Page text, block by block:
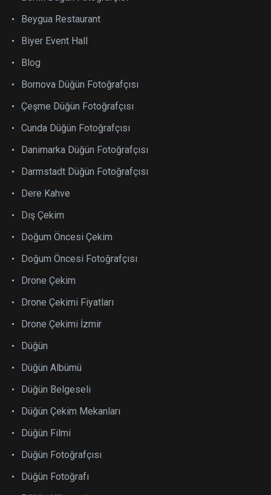
Beygua Restaurant
Biyer Event Hall
Blog
Bornova Düğün Fotoğrafçısı
Çeşme Düğün Fotoğrafçısı
Cunda Düğün Fotoğrafçısı
Danimarka Düğün Fotoğrafçısı
Darmstadt Düğün Fotoğrafçısı
Dere Kahve
Dış Çekim
Doğum Öncesi Çekim
Doğum Öncesi Fotoğrafçısı
Drone Çekim
Drone Çekimi Fiyatları
Drone Çekimi İzmir
Düğün
Düğün Albümü
Düğün Belgeseli
Düğün Çekim Mekanları
Düğün Filmi
Düğün Fotoğrafçısı
Düğün Fotoğrafı